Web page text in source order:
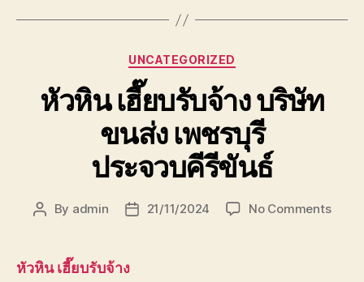
Categories
UNCATEGORIZED
หัวหิน เฮี๊ยบรับจ้าง บริษัท
ขนส่ง เพชรบุรี
ประจวบคีรีขันธ์
Post
By admin
Post21/11/2024 No Commentson
หัวหิน เฮี๊ยบรับจ้าง